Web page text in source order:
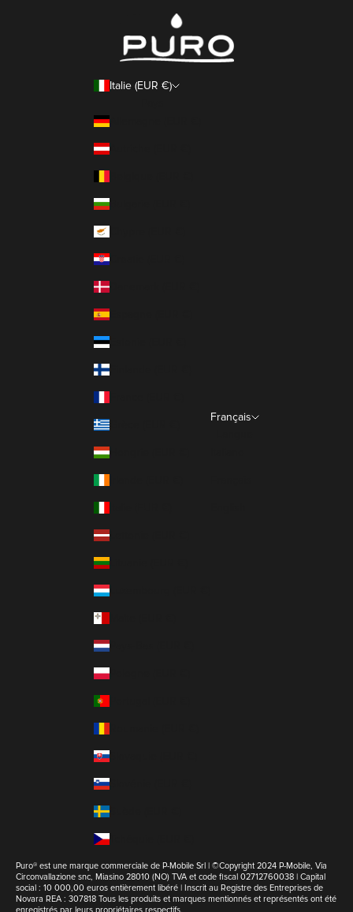
Italie (EUR €)
Français
Puro® est une marque commerciale de P-Mobile Srl | ©Copyright 2024 P-Mobile, Via
Circonvallazione snc, Miasino 28010 (NO) TVA et code fiscal 02712760038 | Capital
social : 10 000,00 euros entièrement libéré | Inscrit au Registre des Entreprises de
Novara REA : 307818 Tous les produits et marques mentionnés et représentés ont été